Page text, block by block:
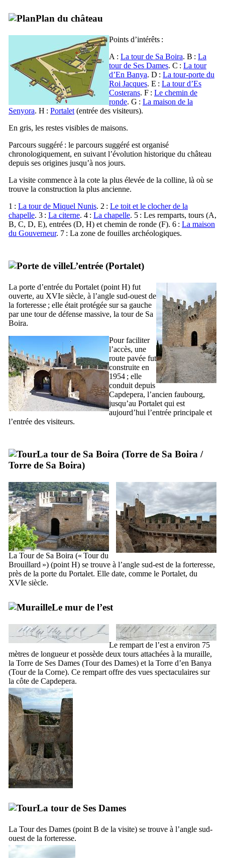
Plan du château
Points d’intérêts :
A : La tour de Sa Boira. B : La
tour de Ses Dames. C : La tour
d’En Banya. D : La tour-porte du
Roi Jacques. E : La tour d’Es
Costerans. F : Le chemin de
ronde. G : La maison de la
Senyora. H : Portalet (entrée des visiteurs).
En gris, les restes visibles de maisons.
Parcours suggéré : le parcours suggéré est organisé
chronologiquement, en suivant l’évolution historique du château
depuis ses origines jusqu’à nos jours.
La visite commence à la cote la plus élevée de la colline, là où se
trouve la construction la plus ancienne.
1 : La tour de Miquel Nunis. 2 : Le toit et le clocher de la
chapelle. 3 : La citerne. 4 : La chapelle. 5 : Les remparts, tours (A,
B, C, D, E), entrées (D, H) et chemin de ronde (F). 6 : La maison
du Gouverneur. 7 : La zone de fouilles archéologiques.
L’entrée (Portalet)
La porte d’entrée du Portalet (point H) fut
ouverte, au XVIe siècle, à l’angle sud-ouest de
la forteresse ; elle était protégée sur sa gauche
par une tour de défense massive, la tour de Sa
Boira.
Pour faciliter
l’accès, une
route pavée fut
construite en
1954 ; elle
conduit depuis
Capdepera, l’ancien faubourg,
jusqu’au Portalet qui est
aujourd’hui l’entrée principale et
l’entrée des visiteurs.
La tour de Sa Boira (Torre de Sa Boira /
Torre de Sa Boira)
La Tour de Sa Boira (« Tour du
Brouillard ») (point H) se trouve à l’angle sud-est de la forteresse,
près de la porte du Portalet. Elle date, comme le Portalet, du
XVIe siècle.
Le mur de l’est
Le rempart de l’est a environ 75
mètres de longueur et possède deux tours attachées à la muraille,
la Torre de Ses Dames (Tour des Dames) et la Torre d’en Banya
(Tour de la Corne). Ce rempart offre des vues spectaculaires sur
la côte de Capdepera.
La tour de Ses Dames
La Tour des Dames (point B de la visite) se trouve à l’angle sud-
ouest de la forteresse.